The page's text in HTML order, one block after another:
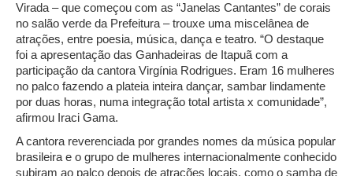
Virada – que começou com as “Janelas Cantantes” de corais
no salão verde da Prefeitura – trouxe uma miscelânea de
atrações, entre poesia, música, dança e teatro. “O destaque
foi a apresentação das Ganhadeiras de Itapuã com a
participação da cantora Virgínia Rodrigues. Eram 16 mulheres
no palco fazendo a plateia inteira dançar, sambar lindamente
por duas horas, numa integração total artista x comunidade”,
afirmou Iraci Gama.
A cantora reverenciada por grandes nomes da música popular
brasileira e o grupo de mulheres internacionalmente conhecido
subiram ao palco depois de atrações locais, como o samba de